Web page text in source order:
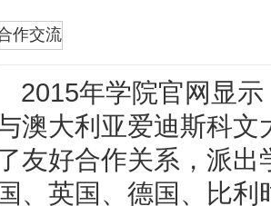
作交流
2015年学院官网显
澳大利亚爱迪斯科文
友好合作关系，派
国、英国、德国、比